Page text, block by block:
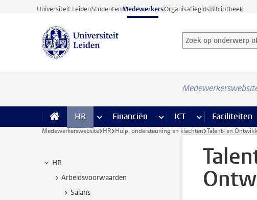
Ga direct naar de inhoud
Universiteit LeidenStudentenMedewerkersOrganisatiegidsBibliotheek
Zoek op onderwerp of
Zoekterm
HR meer HR pagina’s
Financiën meer Financiën pagina’s
ICT meer ICT pagina’s
Faciliteiten
Medewerkerswebsite HR Hulp, ondersteuning en klachten Talent- en
HR
Arbeidsvoorwaarden
Salaris